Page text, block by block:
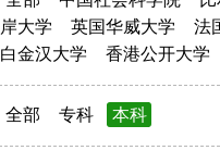
岸大学
英国华威大学 法
白金汉大学
香港公开大学
全部 专科 本科